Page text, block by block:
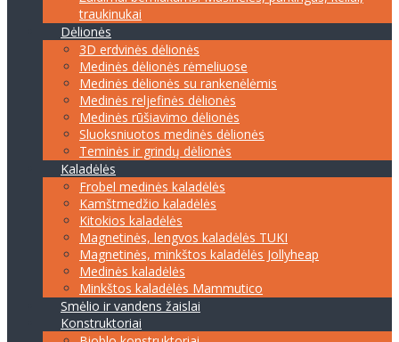
traukinukai
Dėlionės
3D erdvinės dėlionės
Medinės dėlionės rėmeliuose
Medinės dėlionės su rankenėlėmis
Medinės reljefinės dėlionės
Medinės rūšiavimo dėlionės
Sluoksniuotos medinės dėlionės
Teminės ir grindų dėlionės
Kaladėlės
Frobel medinės kaladėlės
Kamštmedžio kaladėlės
Kitokios kaladėlės
Magnetinės, lengvos kaladėlės TUKI
Magnetinės, minkštos kaladėlės Jollyheap
Medinės kaladėlės
Minkštos kaladėlės Mammutico
Smėlio ir vandens žaislai
Konstruktoriai